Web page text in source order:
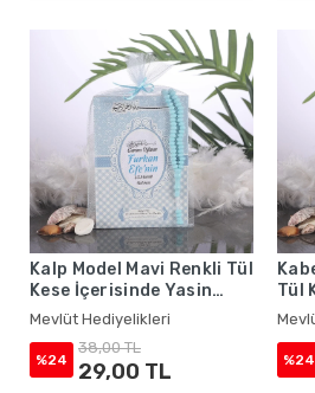
Kalp Model Mavi Renkli Tül
Kese İçerisinde Yasin
Kitabı ve Tesbih - Mevlüt
Hediyelikleri
Mevlüt Hediyelikleri
%24
38,00 TL
29,00 TL
Tül
%24